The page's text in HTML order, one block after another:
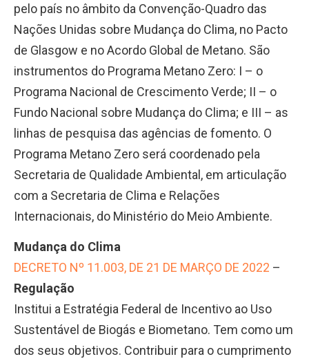
pelo país no âmbito da Convenção-Quadro das
Nações Unidas sobre Mudança do Clima, no Pacto
de Glasgow e no Acordo Global de Metano. São
instrumentos do Programa Metano Zero: I – o
Programa Nacional de Crescimento Verde; II – o
Fundo Nacional sobre Mudança do Clima; e III – as
linhas de pesquisa das agências de fomento. O
Programa Metano Zero será coordenado pela
Secretaria de Qualidade Ambiental, em articulação
com a Secretaria de Clima e Relações
Internacionais, do Ministério do Meio Ambiente.
Mudança do Clima
DECRETO Nº 11.003, DE 21 DE MARÇO DE 2022 –
Regulação
Institui a Estratégia Federal de Incentivo ao Uso
Sustentável de Biogás e Biometano. Tem como um
dos seus objetivos. Contribuir para o cumprimento